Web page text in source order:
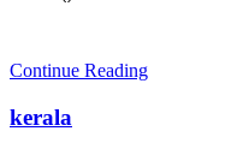
Continue Reading
kerala